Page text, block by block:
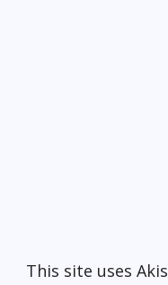
This site uses